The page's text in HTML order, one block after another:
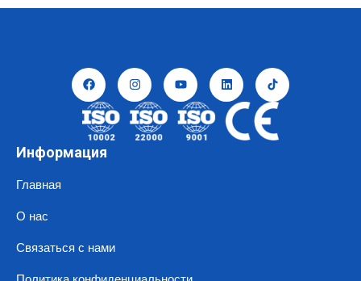
Информация
Главная
О нас
Связаться с нами